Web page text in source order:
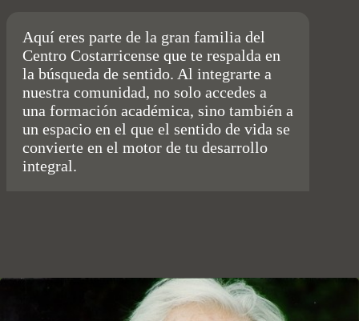
Aquí eres parte de la gran familia del
Centro Costarricense que te respalda en
la búsqueda de sentido. Al integrarte a
nuestra comunidad, no solo accedes a
una formación académica, sino también a
un espacio en el que el sentido de vida se
convierte en el motor de tu desarrollo
integral.